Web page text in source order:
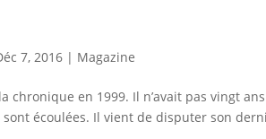
7, 2016 | Magazine
chronique en 1999. Il n’avait pas vingt
sont écoulées. Il vient de disputer son